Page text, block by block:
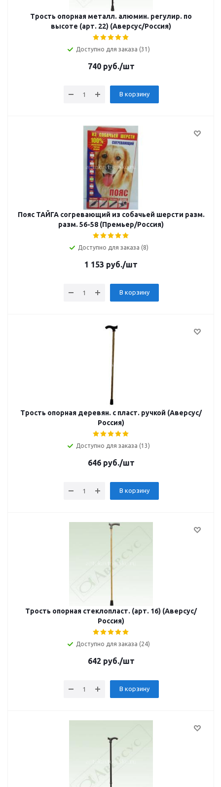
Трость опорная металл. алюмин. регулир. по
высоте (арт. 22) (Аверсус/Россия)
Доступно для заказа (31)
740руб./шт
В корзину
Пояс ТАЙГА согревающий из собачьей шерсти разм.
разм. 56-58 (Премьер/Россия)
Доступно для заказа (8)
1 153 руб./шт
В корзину
Трость опорная деревян. с пласт. ручкой (Аверсус/
Россия)
Доступно для заказа (13)
646руб./шт
В корзину
Трость опорная стеклопласт. (арт. 16) (Аверсус/
Россия)
Доступно для заказа (24)
642 руб./шт
В корзину